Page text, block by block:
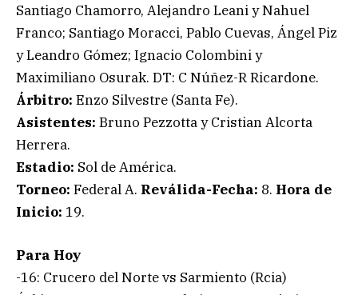
Santiago Chamorro, Alejandro Leani y Nahuel
Franco; Santiago Moracci, Pablo Cuevas, Ángel Piz
y Leandro Gómez; Ignacio Colombini y
Maximiliano Osurak. DT: C Núñez-R Ricardone.
Árbitro: Enzo Silvestre (Santa Fe).
Asistentes: Bruno Pezzotta y Cristian Alcorta
Herrera.
Estadio: Sol de América.
Torneo: Federal A. Reválida-Fecha: 8. Hora de
Inicio: 19.
Para Hoy
-16: Crucero del Norte vs Sarmiento (Rcia)